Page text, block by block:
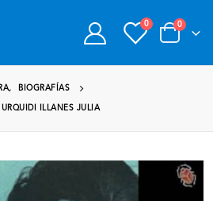
0 0
, BIOGRAFÍAS
ILLANES JULIA